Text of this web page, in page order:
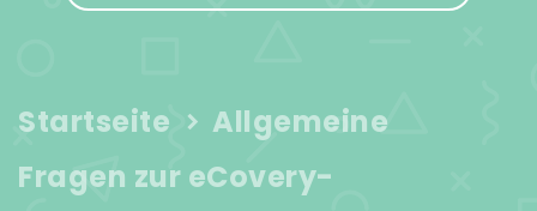
Startseite
Allgemeine
Fragen zur eCovery-